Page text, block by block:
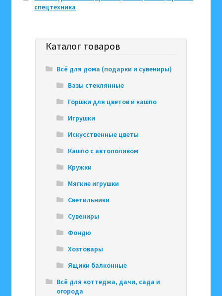
спецтехника
Каталог товаров
Всё для дома (подарки и сувениры)
Вазы стеклянные
Горшки для цветов и кашпо
Игрушки
Искусственные цветы
Кашпо с автополивом
Кружки
Мягкие игрушки
Светильники
Сувениры
Фондю
Хозтовары
Ящики балконные
Всё для коттеджа, дачи, сада и
огорода